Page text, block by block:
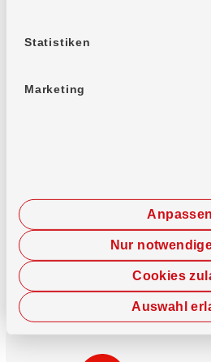
Statistiken
Marketing
Cookies
Anpassen
Auswahl
Nur
Jetzt chatten